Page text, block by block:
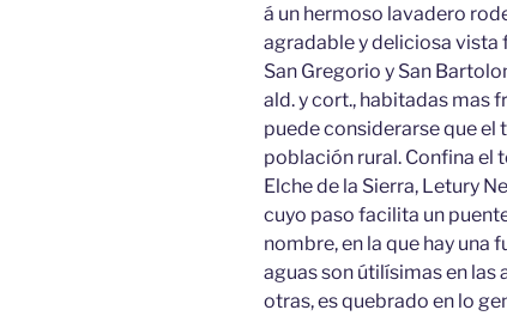
á un hermoso lavadero
agradable y deliciosa vista
San Gregorio y San
ald. y cort., habitadas mas
puede considerarse que el
población rural. Confina el
Elche de la Sierra, Letury
cuyo paso facilita un
nombre, en la que hay una
aguas son útilísimas en
otras, es quebrado en lo